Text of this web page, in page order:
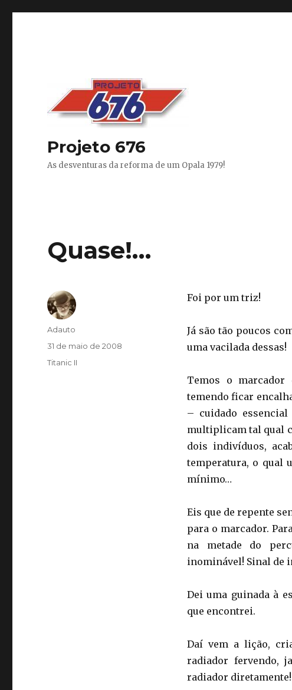
Projeto 676
As desventuras da reforma de um Opala 1979!
Quase!…
Foi por um triz!
Já são tão poucos
uma vacilada dessas!
Temos o
temendo ficar
– cuidado
multiplicam tal qual
dois indivíduos,
temperatura, o qual
mínimo…
Eis que de repente
para o marcador.
na metade do
inominável! Sinal de
Dei uma guinada à
que encontrei.
Daí vem a lição,
radiador fervendo,
radiador diretamente!
Autor
Adauto
Publicado
em
31 de maio de 2008
Categorias
Titanic II